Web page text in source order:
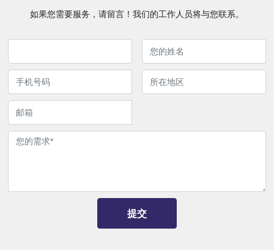
如果您需要服务，请留言！我们的工作人员将与您联系。
提交